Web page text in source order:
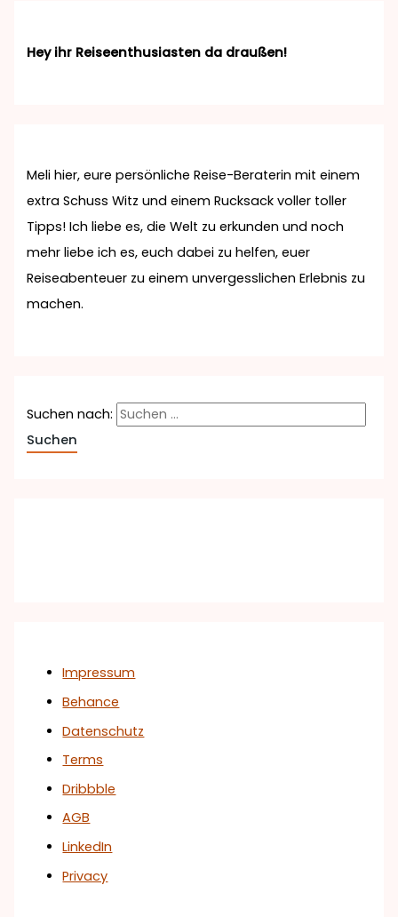
Hey ihr Reiseenthusiasten da draußen!
Meli hier, eure persönliche Reise-Beraterin mit einem
extra Schuss Witz und einem Rucksack voller toller
Tipps! Ich liebe es, die Welt zu erkunden und noch
mehr liebe ich es, euch dabei zu helfen, euer
Reiseabenteuer zu einem unvergesslichen Erlebnis zu
machen.
Suchen nach:
Impressum
Behance
Datenschutz
Terms
Dribbble
AGB
LinkedIn
Privacy